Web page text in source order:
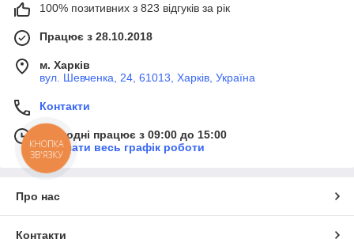
100% позитивних з 823 відгуків за рік
Працює з 28.10.2018
м. Харків
вул. Шевченка, 24, 61013, Харків, Україна
Контакти
Сьогодні працює з 09:00 до 15:00
Показати весь графік роботи
Про нас
Контакти
КНОПКА
ЗВ'ЯЗКУ